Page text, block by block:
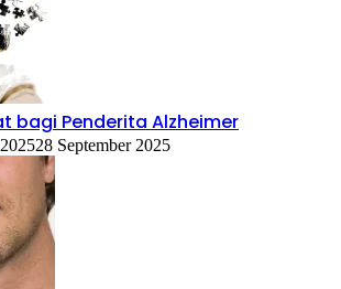
bagi Penderita Alzheimer
28 September 2025